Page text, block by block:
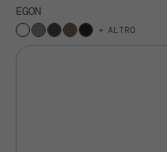
EGON
ALTRO